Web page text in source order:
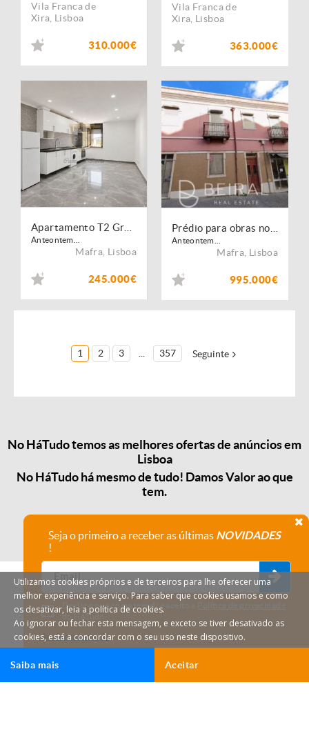
Vila Franca de
Xira Lisboa
310.000€
Vila Franca de
Xira Lisboa
363.000€
Anteontem...
Mafra Lisboa
245.000€
Anteontem...
Mafra Lisboa
995.000€
1 2 3 357 Seguinte
No HáTudo temos as melhores ofertas de anúncios em
Lisboa
No HáTudo há mesmo de tudo! Damos Valor ao que
tem.
Seja o primeiro a receber as últimas NOVIDADES
!
Declaro que compreendi e aceito a Política de privacidade
do HáTudo.
Anular subscrição
Utilizamos cookies próprios e de terceiros para lhe oferecer uma
melhor experiência e serviço. Para saber que cookies usamos e como
os desativar, leia a política de cookies.
Ao ignorar ou fechar esta mensagem, e exceto se tiver desativado as
cookies, está a concordar com o seu uso neste dispositivo.
Aceitar
Saiba mais